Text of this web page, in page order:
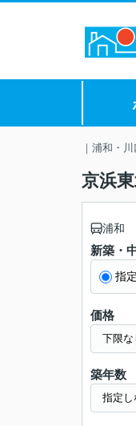
｜浦和・
京浜
浦和
新築・
指
価格
築年数